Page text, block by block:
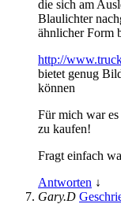
die sich am
Blaulichter
ähnlicher Form
http://
bietet genug
können
Für mich war
zu kaufen!
Fragt einfach
Antworten ↓
Gary.D